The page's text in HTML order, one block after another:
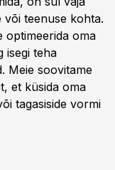
või teenuse kohta.
optimeerida oma
isegi teha
Meie soovitame
et küsida oma
tagasiside vormi